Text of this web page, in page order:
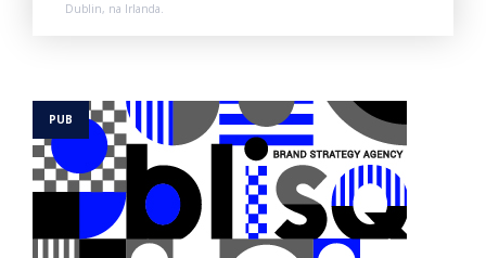
Dublin, na Irlanda.